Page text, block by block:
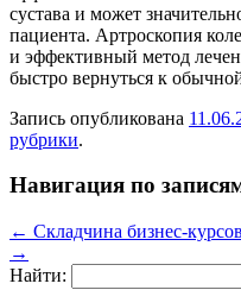
сустава и может
пациента. Артроскопия
и эффективный метод
быстро вернуться к
Запись опубликована
рубрики.
Навигация по
← Складчина бизнес-курсов
→
Найти: